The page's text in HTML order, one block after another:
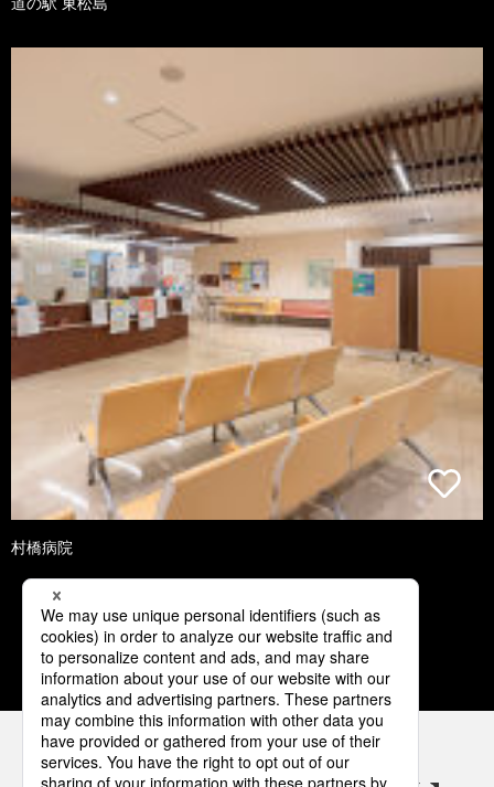
村橋病院
1 2 3 4 5
パナソニックの電気設備 SNSアカウント